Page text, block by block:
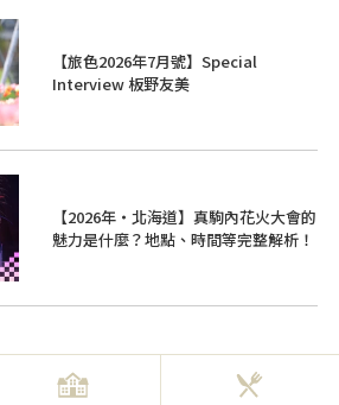
【旅色2026年7月號】Special
Interview 板野友美
【2026年・北海道】真駒內花火大會的
魅力是什麼？地點、時間等完整解析！